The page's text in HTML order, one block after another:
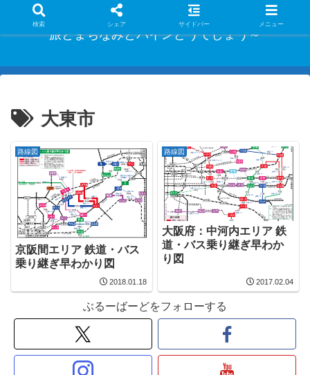
旅とまちなみとパインどうでしょう～
大東市
路線図
京阪間エリア 鉄道・バス
乗り継ぎ早わかり図
2018.01.18
路線図
大阪府：中河内エリア 鉄
道・バス乗り継ぎ早わか
り図
2017.02.04
ぶるーばーどをフォローする
検索 シェア サイドバー メニュー